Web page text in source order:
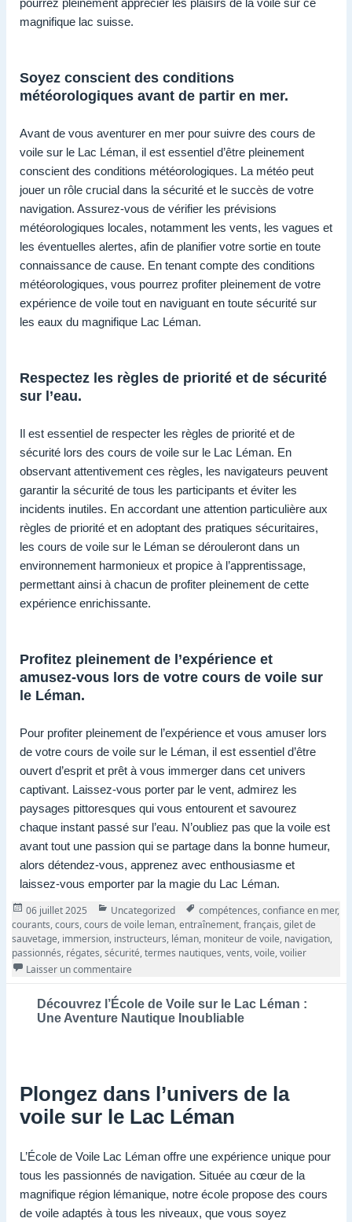
pourrez pleinement apprécier les plaisirs de la voile sur ce
magnifique lac suisse.
Soyez conscient des conditions
météorologiques avant de partir en mer.
Avant de vous aventurer en mer pour suivre des cours de
voile sur le Lac Léman, il est essentiel d’être pleinement
conscient des conditions météorologiques. La météo peut
jouer un rôle crucial dans la sécurité et le succès de votre
navigation. Assurez-vous de vérifier les prévisions
météorologiques locales, notamment les vents, les vagues et
les éventuelles alertes, afin de planifier votre sortie en toute
connaissance de cause. En tenant compte des conditions
météorologiques, vous pourrez profiter pleinement de votre
expérience de voile tout en naviguant en toute sécurité sur
les eaux du magnifique Lac Léman.
Respectez les règles de priorité et de sécurité
sur l’eau.
Il est essentiel de respecter les règles de priorité et de
sécurité lors des cours de voile sur le Lac Léman. En
observant attentivement ces règles, les navigateurs peuvent
garantir la sécurité de tous les participants et éviter les
incidents inutiles. En accordant une attention particulière aux
règles de priorité et en adoptant des pratiques sécuritaires,
les cours de voile sur le Léman se dérouleront dans un
environnement harmonieux et propice à l’apprentissage,
permettant ainsi à chacun de profiter pleinement de cette
expérience enrichissante.
Profitez pleinement de l’expérience et
amusez-vous lors de votre cours de voile sur
le Léman.
Pour profiter pleinement de l’expérience et vous amuser lors
de votre cours de voile sur le Léman, il est essentiel d’être
ouvert d’esprit et prêt à vous immerger dans cet univers
captivant. Laissez-vous porter par le vent, admirez les
paysages pittoresques qui vous entourent et savourez
chaque instant passé sur l’eau. N’oubliez pas que la voile est
avant tout une passion qui se partage dans la bonne humeur,
alors détendez-vous, apprenez avec enthousiasme et
laissez-vous emporter par la magie du Lac Léman.
Publié
le
06 juillet 2025 Catégories
Uncategorized Tags
compétences,confiance en mer,
courants,cours,cours de voile leman,entraînement,français,gilet de
sauvetage, immersion, instructeurs, léman, moniteur de voile, navigation,
passionnés, régates,sécurité,termes nautiques,vents,voile,voilier
Laisser un commentaire
Découvrez l’École de Voile sur le Lac Léman :
Une Aventure Nautique Inoubliable
Plongez dans l’univers de la
voile sur le Lac Léman
L’École de Voile Lac Léman offre une expérience unique pour
tous les passionnés de navigation. Située au cœur de la
magnifique région lémanique, notre école propose des cours
de voile adaptés à tous les niveaux, que vous soyez